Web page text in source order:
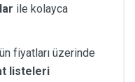
ile kolayca
fiyatları üzerinde
listeleri